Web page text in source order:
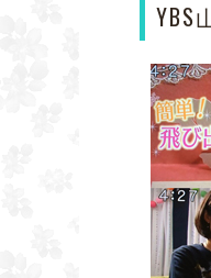
YBS